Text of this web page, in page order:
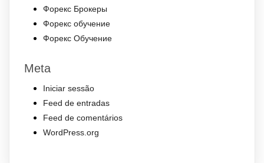
Форекс Брокеры
Форекс обучение
Форекс Обучение
Meta
Iniciar sessão
Feed de entradas
Feed de comentários
WordPress.org